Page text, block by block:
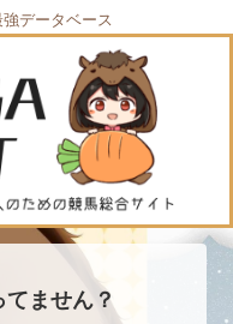
データベース
ません？